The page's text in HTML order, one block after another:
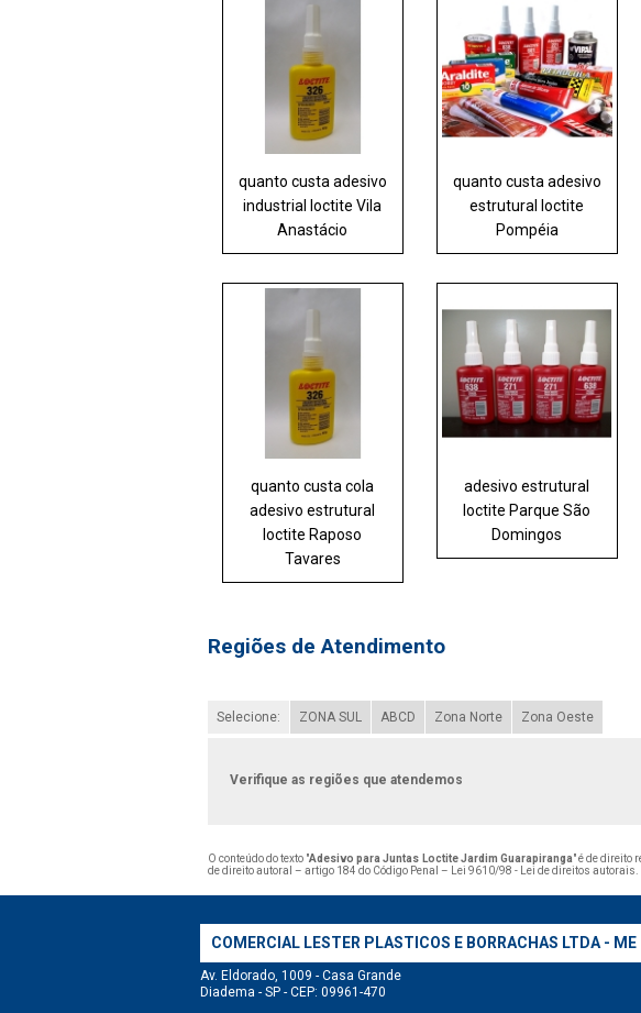
quanto custa adesivo
industrial loctite Vila
Anastácio
quanto custa adesivo
estrutural loctite
Pompéia
quanto custa cola
adesivo estrutural
loctite Raposo
Tavares
adesivo estrutural
loctite Parque São
Domingos
Regiões de Atendimento
Selecione: ZONA SUL ABCD Zona Norte Zona Oeste
Verifique as regiões que atendemos
O conteúdo do texto "Adesivo para Juntas Loctite Jardim Guarapiranga" é de direito
de direito autoral – artigo 184 do Código Penal –
Lei 9610/98 - Lei de direitos autorais
COMERCIAL LESTER PLASTICOS E BORRACHAS LTDA - ME
Av. Eldorado, 1009 - Casa Grande
Diadema - SP - CEP: 09961-470